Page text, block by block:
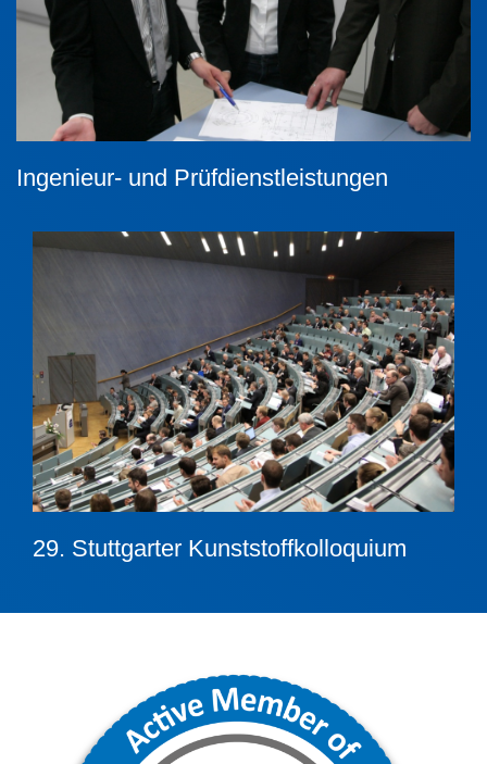
Ingenieur- und Prüfdienstleistungen
29. Stuttgarter Kunststoffkolloquium